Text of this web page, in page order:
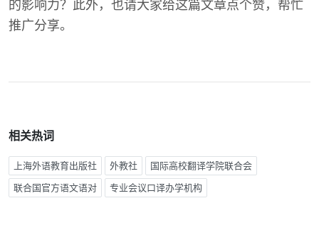
的影响力？此外，也请大家给这篇文章点个赞，帮忙
推广分享。
相关热词
上海外语教育出版社 外教社 国际高校翻译学院联合会
联合国官方语文语对 专业会议口译办学机构